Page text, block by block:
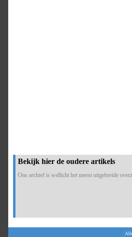
Bekijk hier de oudere artikels
Ons archief is wellicht het meest uitgebreide